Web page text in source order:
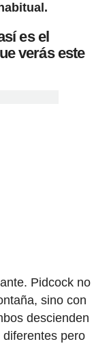
es el
verás este
Pidcock no
sino con
descienden
pero